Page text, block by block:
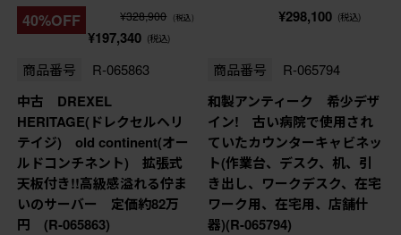
40%OFF ¥328,900 (税込)
¥197,340 (税込)
商品番号 R-065863
中古 DREXEL
HERITAGE(ドレクセルヘリ
テイジ) old continent(オー
ルドコンチネント) 拡張式
天板付き!!高級感溢れる佇ま
いのサーバー 定価約82万
円 (R-065863)
¥298,100 (税込)
商品番号 R-065794
和製アンティーク 希少デザ
イン! 古い病院で使用され
ていたカウンターキャビネッ
ト(作業台、デスク、机、引
き出し、ワークデスク、在宅
ワーク用、在宅用、店舗什
器)(R-065794)